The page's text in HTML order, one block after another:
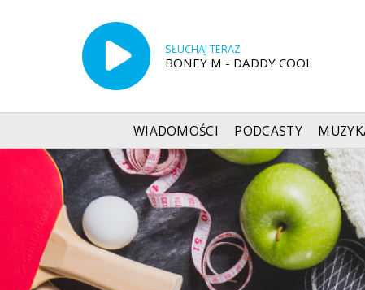
SŁUCHAJ TERAZ
BONEY M - DADDY COOL
WIADOMOŚCI PODCASTY